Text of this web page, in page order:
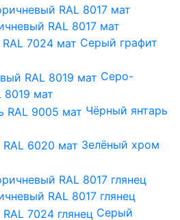
RAL 8017 мат
Серый графит
Серо-
8019 мат
Чёрный янтарь
Зелёный хром
RAL 8017 глянец
Серый